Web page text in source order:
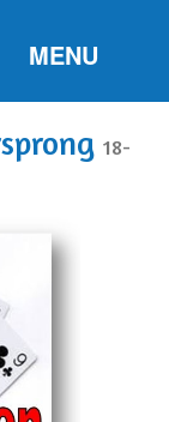
Toggle
MENU
18-